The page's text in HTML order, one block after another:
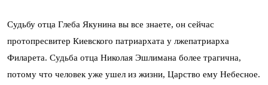
Судьбу отца Глеба Якунина вы все знаете, он сейчас
протопресвитер Киевского патриархата у лжепатриарха
Филарета. Судьба отца Николая Эшлимана более трагична,
потому что человек уже ушел из жизни, Царство ему Небесное.